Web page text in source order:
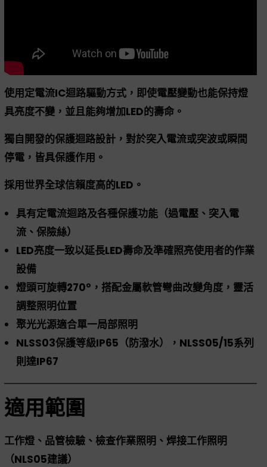
使用定電流IC迴路驅動方式，即使電壓變動也能保持燈
具亮度不變，並且能夠增加LED的壽命。
獨自開發的保護迴路設計，對於突入電流或突波或瞬間
停電，皆具保護作用。
採用世界全球信賴度高的LED。
具有定電流迴路及各種保護功能（過電壓、突入電
流、保險絲）
LED亮度一致以延長LED壽命及準確照亮使用者的作業
設備
燈頭可旋轉270°，搭配金屬軟管彎曲改變角度，靈活
調整照明位置
聚光光源適合單一局部照明
NLSS03保護等級IP65（防潑水），NLSS05/15系列
則達IP67
適用範圍
工作燈、品管檢驗、檢查作業照明、焊接工作照明
（NLS05建議）